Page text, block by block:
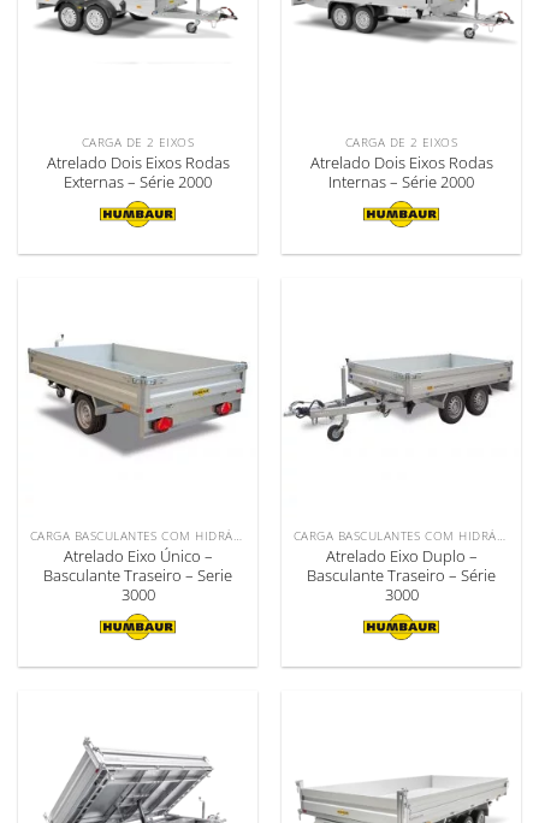
CARGA DE 2 EIXOS
Atrelado Dois Eixos Rodas
Externas – Série 2000
CARGA DE 2 EIXOS
Atrelado Dois Eixos Rodas
Internas – Série 2000
CARGA BASCULANTES COM HIDRÁULICO
Atrelado Eixo Único –
Basculante Traseiro – Serie
3000
CARGA BASCULANTES COM HIDRÁULICO
Atrelado Eixo Duplo –
Basculante Traseiro – Série
3000